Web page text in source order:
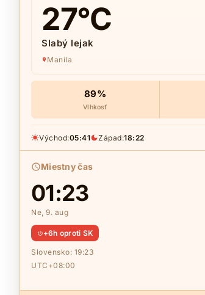
27°C
Slabý lejak
Manila
89%
Vlhkosť
Východ:05:41 Západ:18:22
Miestny čas
01:23
Ne, 9. aug
+6h oproti SK
Slovensko: 19:23
UTC+08:00